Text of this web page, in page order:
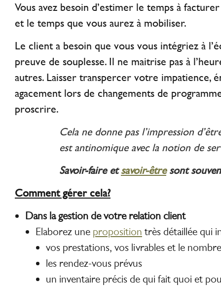
Vous avez besoin d’estimer le temps à
et le temps que vous aurez à mobiliser.
Le client a besoin que vous vous intégriez à
preuve de souplesse. Il ne maitrise pas à
autres. Laisser transpercer votre impatience,
agacement lors de changements de
proscrire.
Cela ne donne pas l’impression
est antinomique avec la notion de
Savoir-faire etsavoir-êtresont
Comment gérer cela?
Dans la gestion de votre relation client
Elaborez une proposition très détaillée qui
vos prestations, vos livrables et le
les rendez-vous prévus
un inventaire précis de qui fait quoi et